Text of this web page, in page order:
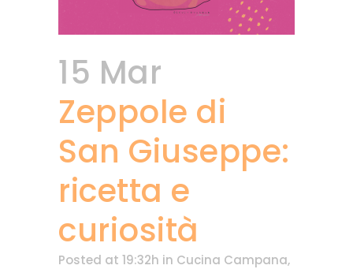
15 Mar
Zeppole di
San Giuseppe:
ricetta e
curiosità
Posted at 19:32h in Cucina Campana,